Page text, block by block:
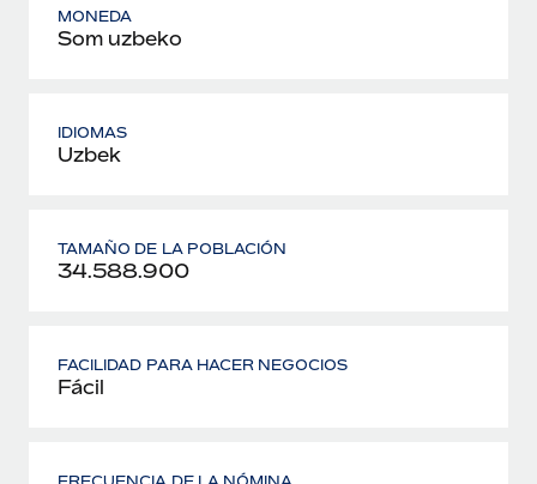
MONEDA
Som uzbeko
IDIOMAS
Uzbek
TAMAÑO DE LA POBLACIÓN
34.588.900
FACILIDAD PARA HACER NEGOCIOS
Fácil